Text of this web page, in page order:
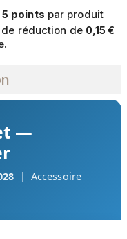
5 points par produit
réduction de 0,15 €
—
| Accessoire